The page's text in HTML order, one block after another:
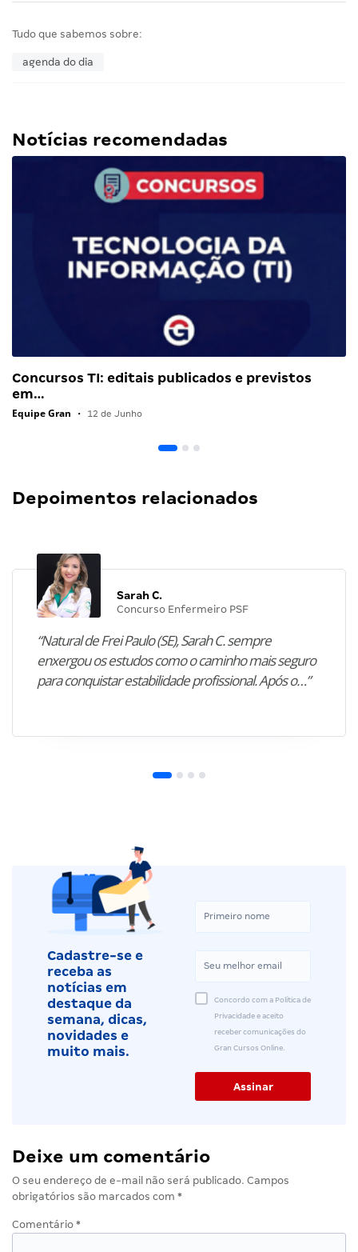
Tudo que sabemos sobre:
agenda do dia
Notícias recomendadas
Concursos TI: editais publicados e previstos
em…
Equipe Gran • 12 de Junho
Depoimentos relacionados
Sarah C.
Concurso Enfermeiro PSF
“Natural de Frei Paulo (SE), Sarah C. sempre
enxergou os estudos como o caminho mais seguro
para conquistar estabilidade profissional. Após o…”
Cadastre-se e
receba as
notícias em
destaque da
semana, dicas,
novidades e
muito mais.
Concordo com a Política de
Privacidade e aceito
receber comunicações do
Gran Cursos Online.
Deixe um comentário
O seu endereço de e-mail não será publicado. Campos
obrigatórios são marcados com *
Comentário *